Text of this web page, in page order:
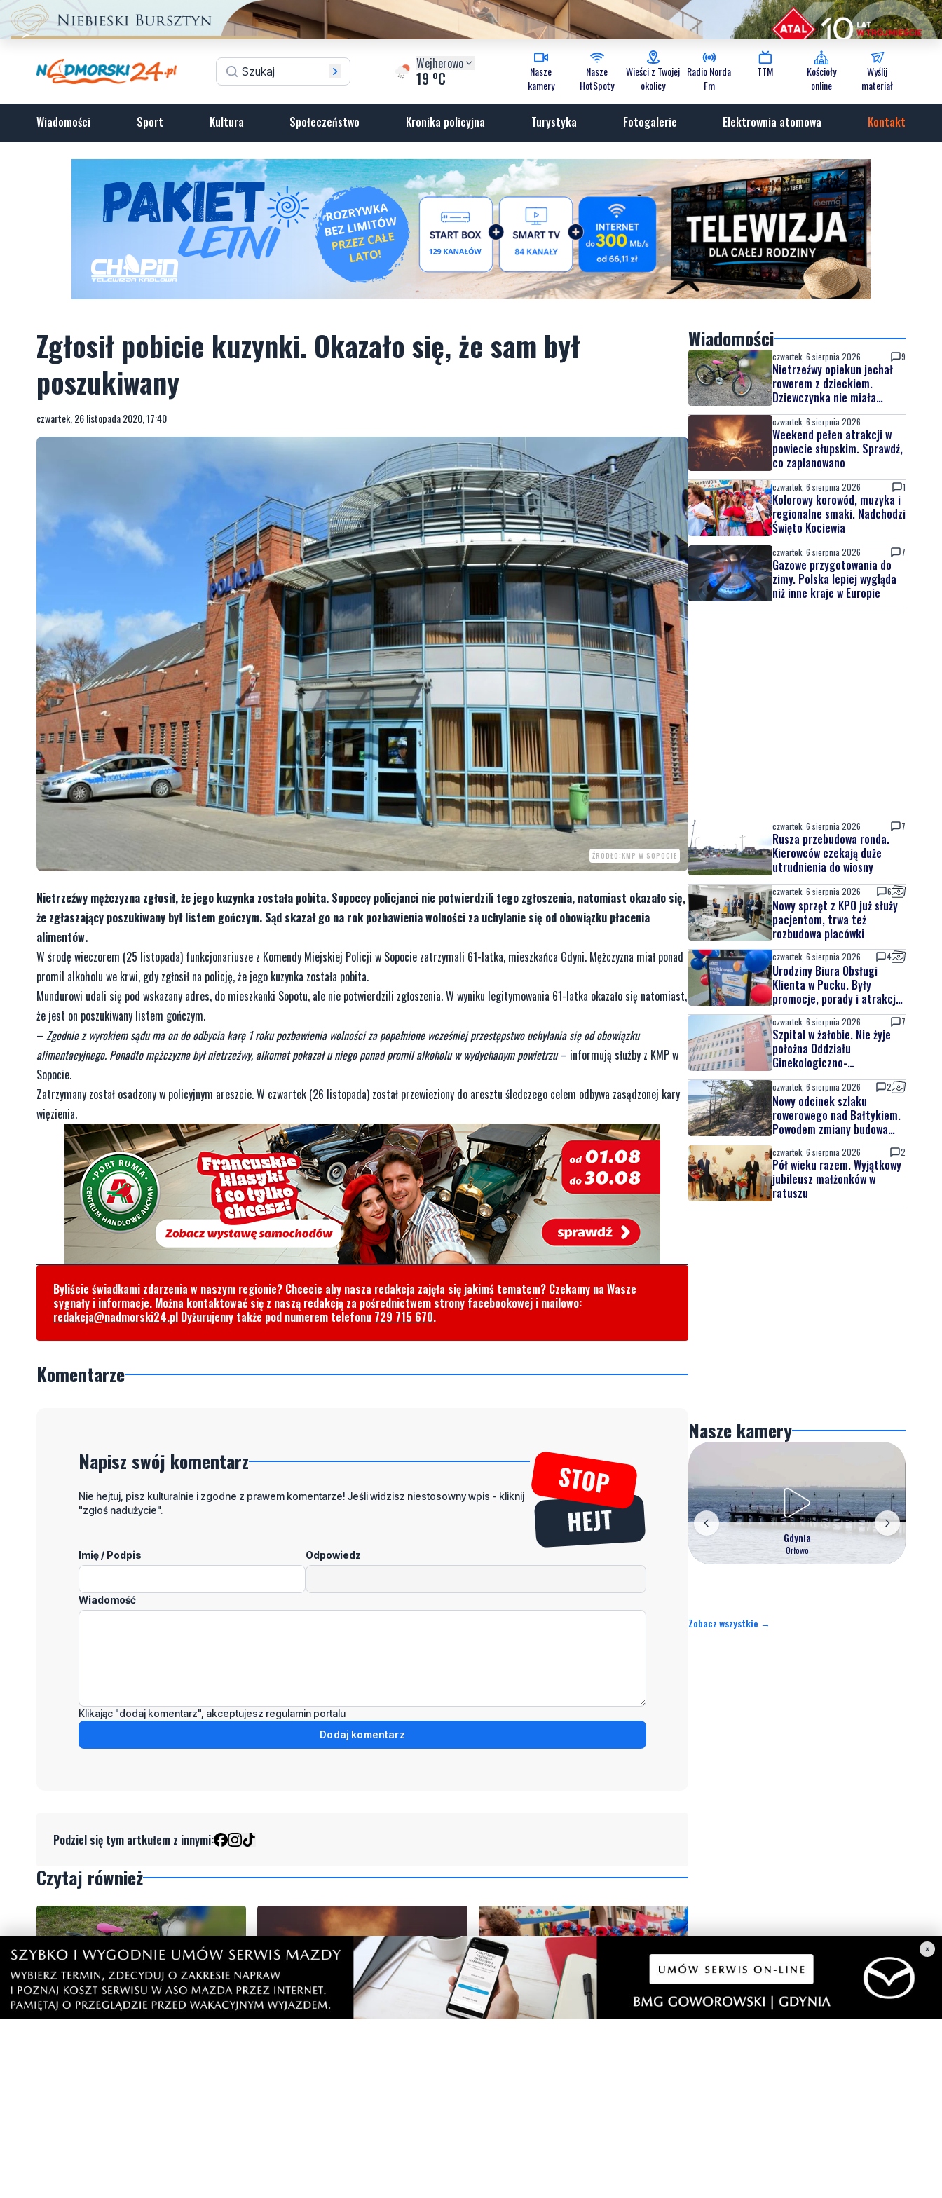
Wejherowo
19 oC
Nasze
kamery
Nasze
HotSpoty
Wieści z Twojej
okolicy
Radio Norda
Fm
TTM
Kościoły
online
Wyślij
materiał
Wiadomości Sport Kultura Społeczeństwo Kronika policyjna Turystyka Fotogalerie Elektrownia atomowa Kontakt
Zgłosił pobicie kuzynki. Okazało się, że sam był
poszukiwany
czwartek, 26 listopada 2020, 17:40
ŹRÓDŁO:KMP W SOPOCIE
Nietrzeźwy mężczyzna zgłosił, że jego kuzynka została pobita. Sopoccy policjanci nie potwierdzili tego zgłoszenia, natomiast okazało się,
że zgłaszający poszukiwany był listem gończym. Sąd skazał go na rok pozbawienia wolności za uchylanie się od obowiązku płacenia
alimentów.
W środę wieczorem (25 listopada) funkcjonariusze z Komendy Miejskiej Policji w Sopocie zatrzymali 61-latka, mieszkańca Gdyni. Mężczyzna miał ponad
promil alkoholu we krwi, gdy zgłosił na policję, że jego kuzynka została pobita.
Mundurowi udali się pod wskazany adres, do mieszkanki Sopotu, ale nie potwierdzili zgłoszenia. W wyniku legitymowania 61-latka okazało się natomiast,
że jest on poszukiwany listem gończym.
– Zgodnie z wyrokiem sądu ma on do odbycia karę 1 roku pozbawienia wolności za popełnione wcześniej przestępstwo uchylania się od obowiązku
alimentacyjnego. Ponadto mężczyzna był nietrzeźwy, alkomat pokazał u niego ponad promil alkoholu w wydychanym powietrzu– informują służby z KMP w
Sopocie.
Zatrzymany został osadzony w policyjnym areszcie. W czwartek (26 listopada) został przewieziony do aresztu śledczego celem odbywa zasądzonej kary
więzienia.
Byliście świadkami zdarzenia w naszym regionie? Chcecie aby nasza redakcja zajęła się jakimś tematem? Czekamy na Wasze
sygnały i informacje. Można kontaktować się z naszą redakcją za pośrednictwem strony facebookowej i mailowo:
redakcja@nadmorski24.pl Dyżurujemy także pod numerem telefonu 729 715 670.
Komentarze
Napisz swój komentarz
Nie hejtuj, pisz kulturalnie i zgodne z prawem komentarze! Jeśli widzisz niestosowny wpis - kliknij
"zgłoś nadużycie".
Imię / Podpis Odpowiedz
Wiadomość
Klikając "dodaj komentarz", akceptujesz regulamin portalu
Dodaj komentarz
Podziel się tym artkułem z innymi:
Czytaj również
9
Wiadomości
czwartek, 6 sierpnia 2026 9
Nietrzeźwy opiekun jechał
rowerem z dzieckiem.
Dziewczynka nie miała
kasku
czwartek, 6 sierpnia 2026
Weekend pełen atrakcji w
powiecie słupskim. Sprawdź,
co zaplanowano
czwartek, 6 sierpnia 2026 1
Kolorowy korowód, muzyka i
regionalne smaki. Nadchodzi
Święto Kociewia
czwartek, 6 sierpnia 2026 7
Gazowe przygotowania do
zimy. Polska lepiej wygląda
niż inne kraje w Europie
czwartek, 6 sierpnia 2026 7
Rusza przebudowa ronda.
Kierowców czekają duże
utrudnienia do wiosny
czwartek, 6 sierpnia 2026 6
Nowy sprzęt z KPO już służy
pacjentom, trwa też
rozbudowa placówki
czwartek, 6 sierpnia 2026 4
Urodziny Biura Obsługi
Klienta w Pucku. Były
promocje, porady i atrakcje
dla najmłodszych
czwartek, 6 sierpnia 2026 7
Szpital w żałobie. Nie żyje
położna Oddziału
Ginekologiczno-
Położniczego
czwartek, 6 sierpnia 2026 2
Nowy odcinek szlaku
rowerowego nad Bałtykiem.
Powodem zmiany budowa
elektrowni jądrowej
czwartek, 6 sierpnia 2026 2
Pół wieku razem. Wyjątkowy
jubileusz małżonków w
ratuszu
Nasze kamery
Gdynia
Orłowo
Zobacz wszystkie →
×